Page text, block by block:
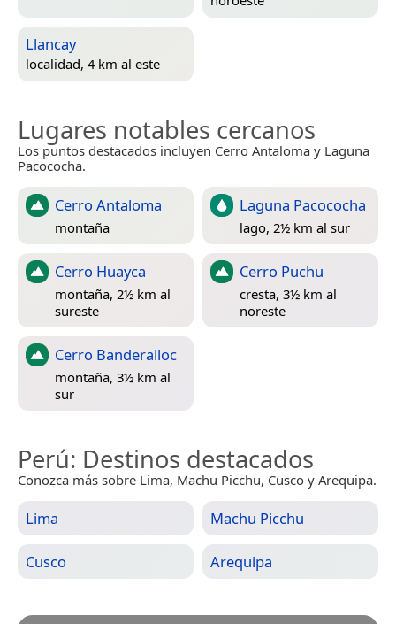
Llancay
localidad, 4 km al este
Lugares notables cercanos
Los puntos destacados incluyen Cerro Antaloma y Laguna
Pacococha.
Cerro Antaloma
montaña
Laguna Pacococha
lago, 2½ km al sur
Cerro Huayca
montaña, 2½ km al
sureste
Cerro Puchu
cresta, 3½ km al
noreste
Cerro Banderalloc
montaña, 3½ km al
sur
Perú: Destinos destacados
Conozca más sobre Lima, Machu Picchu, Cusco y Arequipa.
Lima Machu Picchu
Cusco Arequipa